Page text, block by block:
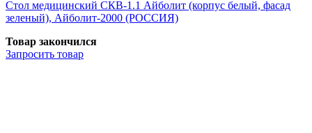
Стол медицинский СКВ-1.1 Айболит (корпус белый, фасад
зеленый), Айболит-2000 (РОССИЯ)
Товар закончился
Запросить товар